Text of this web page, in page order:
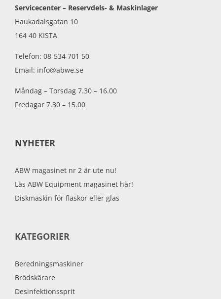
Servicecenter – Reservdels- & Maskinlager
Haukadalsgatan 10
164 40 KISTA
Telefon: 08-534 701 50
Email: info@abwe.se
Måndag – Torsdag 7.30 – 16.00
Fredagar 7.30 – 15.00
NYHETER
ABW magasinet nr 2 är ute nu!
Läs ABW Equipment magasinet här!
Diskmaskin för flaskor eller glas
KATEGORIER
Beredningsmaskiner
Brödskärare
Desinfektionssprit